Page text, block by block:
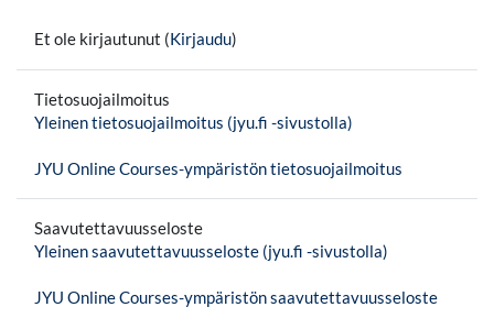
Et ole kirjautunut (Kirjaudu)
Tietosuojailmoitus
Yleinen tietosuojailmoitus (jyu.fi -sivustolla)
JYU Online Courses-ympäristön tietosuojailmoitus
Saavutettavuusseloste
Yleinen saavutettavuusseloste (jyu.fi -sivustolla)
JYU Online Courses-ympäristön saavutettavuusseloste